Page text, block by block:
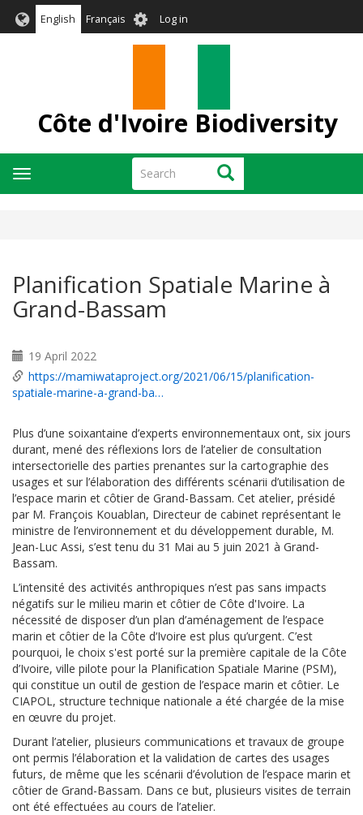
English Français User
account
Log in
Côte d'Ivoire Biodiversity
Search Search
Toggle
navigation
Planification Spatiale Marine à
Grand-Bassam
19 April 2022
https://mamiwataproject.org/2021/06/15/planification-
spatiale-marine-a-grand-ba…
Plus d’une soixantaine d’experts environnementaux ont, six jours
durant, mené des réflexions lors de l’atelier de consultation
intersectorielle des parties prenantes sur la cartographie des
usages et sur l’élaboration des différents scénarii d’utilisation de
l’espace marin et côtier de Grand-Bassam. Cet atelier, présidé
par M. François Kouablan, Directeur de cabinet représentant le
ministre de l’environnement et du développement durable, M.
Jean-Luc Assi, s’est tenu du 31 Mai au 5 juin 2021 à Grand-
Bassam.
L’intensité des activités anthropiques n’est pas sans impacts
négatifs sur le milieu marin et côtier de Côte d'Ivoire. La
nécessité de disposer d’un plan d’aménagement de l’espace
marin et côtier de la Côte d‘Ivoire est plus qu’urgent. C’est
pourquoi, le choix s'est porté sur la première capitale de la Côte
d’Ivoire, ville pilote pour la Planification Spatiale Marine (PSM),
qui constitue un outil de gestion de l’espace marin et côtier. Le
CIAPOL, structure technique nationale a été chargée de la mise
en œuvre du projet.
Durant l’atelier, plusieurs communications et travaux de groupe
ont permis l’élaboration et la validation de cartes des usages
futurs, de même que les scénarii d’évolution de l’espace marin et
côtier de Grand-Bassam. Dans ce but, plusieurs visites de terrain
ont été effectuées au cours de l’atelier.